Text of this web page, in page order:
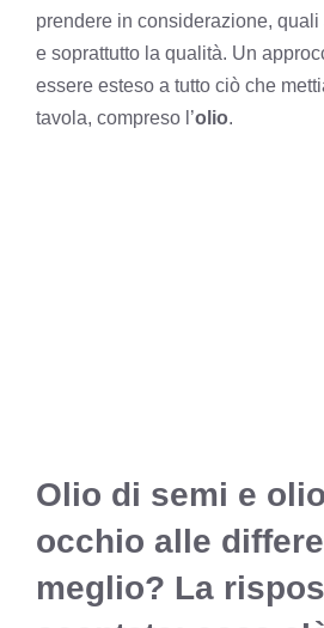
prendere in considerazione,
e soprattutto la qualità. Un
essere esteso a tutto ciò che
tavola, compreso l’olio.
Olio di semi e
occhio alle
meglio? La